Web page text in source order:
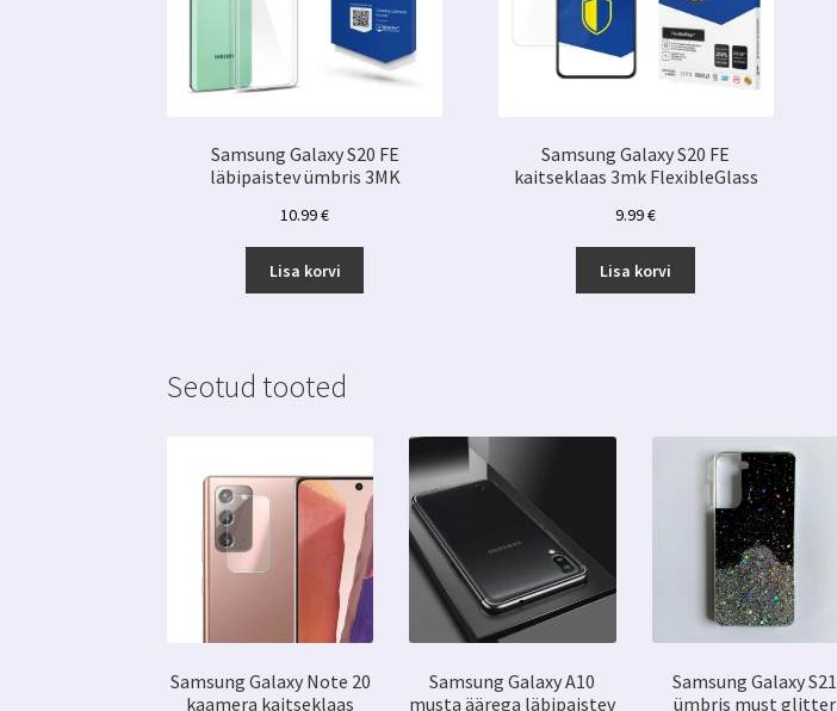
Samsung Galaxy S20 FE
läbipaistev ümbris 3MK
10.99€
Lisa korvi
Samsung Galaxy S20 FE
kaitseklaas 3mk FlexibleGlass
9.99€
Lisa korvi
Seotud tooted
Samsung Galaxy Note 20
kaamera kaitseklaas
Samsung Galaxy A10
musta äärega läbipaistev
Samsung Galaxy S21
ümbris must glitter